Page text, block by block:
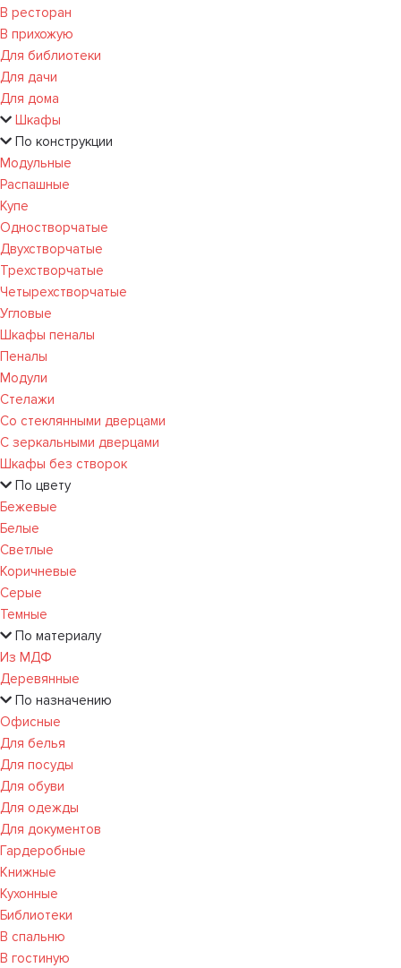
В ресторан
В прихожую
Для библиотеки
Для дачи
Для дома
Шкафы
По конструкции
Модульные
Распашные
Купе
Одностворчатые
Двухстворчатые
Трехстворчатые
Четырехстворчатые
Угловые
Шкафы пеналы
Пеналы
Модули
Стелажи
Со стеклянными дверцами
С зеркальными дверцами
Шкафы без створок
По цвету
Бежевые
Белые
Светлые
Коричневые
Серые
Темные
По материалу
Из МДФ
Деревянные
По назначению
Офисные
Для белья
Для посуды
Для обуви
Для одежды
Для документов
Гардеробные
Книжные
Кухонные
Библиотеки
В спальню
В гостиную